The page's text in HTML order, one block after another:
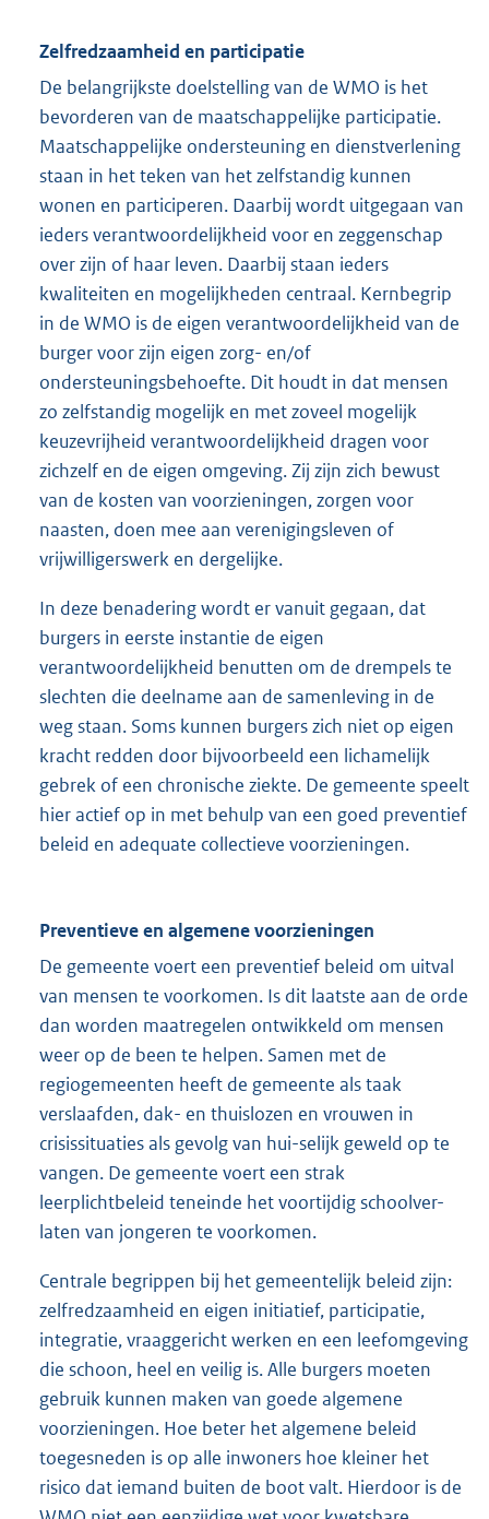
Zelfredzaamheid en participatie
De belangrijkste doelstelling van de WMO is het
bevorderen van de maatschappelijke participatie.
Maatschappelijke ondersteuning en dienstverlening
staan in het teken van het zelfstandig kunnen
wonen en participeren. Daarbij wordt uitgegaan van
ieders verantwoordelijkheid voor en zeggenschap
over zijn of haar leven. Daarbij staan ieders
kwaliteiten en mogelijkheden centraal. Kernbegrip
in de WMO is de eigen verantwoordelijkheid van de
burger voor zijn eigen zorg- en/of
ondersteuningsbehoefte. Dit houdt in dat mensen
zo zelfstandig mogelijk en met zoveel mogelijk
keuzevrijheid verantwoordelijkheid dragen voor
zichzelf en de eigen omgeving. Zij zijn zich bewust
van de kosten van voorzieningen, zorgen voor
naasten, doen mee aan verenigingsleven of
vrijwilligerswerk en dergelijke.
In deze benadering wordt er vanuit gegaan, dat
burgers in eerste instantie de eigen
verantwoordelijkheid benutten om de drempels te
slechten die deelname aan de samenleving in de
weg staan. Soms kunnen burgers zich niet op eigen
kracht redden door bijvoorbeeld een lichamelijk
gebrek of een chronische ziekte. De gemeente speelt
hier actief op in met behulp van een goed preventief
beleid en adequate collectieve voorzieningen.
Preventieve en algemene voorzieningen
De gemeente voert een preventief beleid om uitval
van mensen te voorkomen. Is dit laatste aan de orde
dan worden maatregelen ontwikkeld om mensen
weer op de been te helpen. Samen met de
regiogemeenten heeft de gemeente als taak
verslaafden, dak- en thuislozen en vrouwen in
crisissituaties als gevolg van hui-selijk geweld op te
vangen. De gemeente voert een strak
leerplichtbeleid teneinde het voortijdig schoolver-
laten van jongeren te voorkomen.
Centrale begrippen bij het gemeentelijk beleid zijn:
zelfredzaamheid en eigen initiatief, participatie,
integratie, vraaggericht werken en een leefomgeving
die schoon, heel en veilig is. Alle burgers moeten
gebruik kunnen maken van goede algemene
voorzieningen. Hoe beter het algemene beleid
toegesneden is op alle inwoners hoe kleiner het
risico dat iemand buiten de boot valt. Hierdoor is de